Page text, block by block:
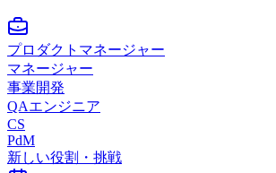
プロダクトマネージャー
マネージャー
事業開発
QAエンジニア
CS
PdM
新しい役割・挑戦